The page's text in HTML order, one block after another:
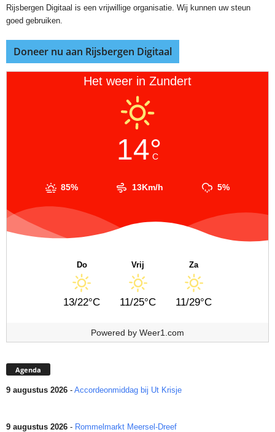
Rijsbergen Digitaal is een vrijwillige organisatie. Wij kunnen uw steun
goed gebruiken.
Doneer nu aan Rijsbergen Digitaal
Het weer in Zundert
14°
C
85% 13Km/h 5%
Do
13/22°C
Vrij
11/25°C
Za
11/29°C
Powered by Weer1.com
Agenda
9 augustus 2026 - Accordeonmiddag bij Ut Krisje
9 augustus 2026 - Rommelmarkt Meersel-Dreef